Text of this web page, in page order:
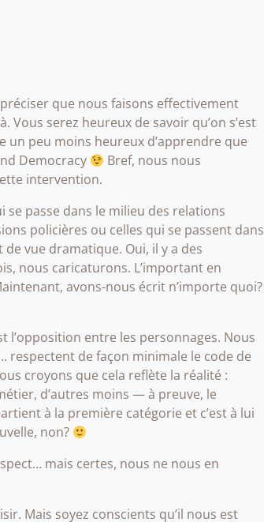
que nous faisons effectivement
serez heureux de savoir qu’on s’est
un peu moins heureux d’apprendre que
Democracy
Bref, nous nous
intervention.
passe dans le milieu des relations
policières ou celles qui se passent dans
vue dramatique. Oui, il y a des
nous caricaturons. L’important en
avons-nous écrit n’importe quoi?
l’opposition entre les personnages. Nous
respectent de façon minimale le code de
croyons que cela reflète la réalité :
d’autres moins — à preuve, le
à la première catégorie et c’est à lui
non?
mais certes, nous ne nous en
Mais soyez conscients qu’il nous est